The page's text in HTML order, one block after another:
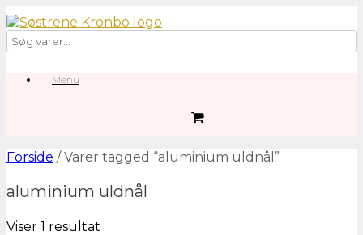
Gå
til
indhold
Menu
View
cart
Forside / Varer tagged “aluminium uldnål”
aluminium uldnål
Viser 1 resultat